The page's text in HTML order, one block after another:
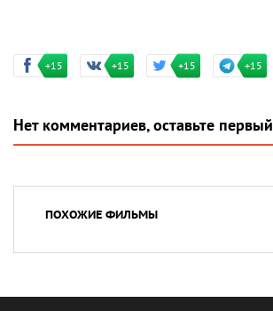
+15 +15 +15 +15
Нет комментариев, оставьте первый
ПОХОЖИЕ ФИЛЬМЫ